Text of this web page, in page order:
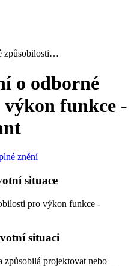
způsobilosti…
o odborné
funkce -
znění
situace
pro výkon funkce -
situaci
způsobilá projektovat nebo